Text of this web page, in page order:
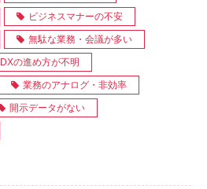
ビジネスマナーの不安
無駄な業務・会議が多い
DXの進め方が不明
業務のアナログ・非効率
開示データがない